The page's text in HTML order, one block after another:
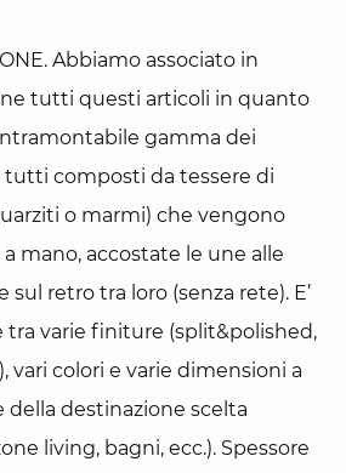
Abbiamo associato in
tutti questi articoli in quanto
gamma dei
tutti composti da tessere di
o marmi) che vengono
mano, accostate le une alle
sul retro tra loro (senza rete). E’
tra varie finiture (split&polished,
vari colori e varie dimensioni a
della destinazione scelta
living, bagni, ecc.). Spessore